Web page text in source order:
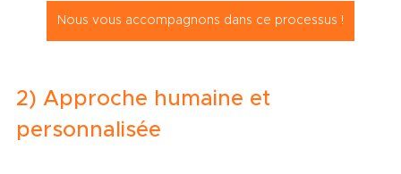
Nous vous accompagnons dans ce processus !
2) Approche humaine et
personnalisée